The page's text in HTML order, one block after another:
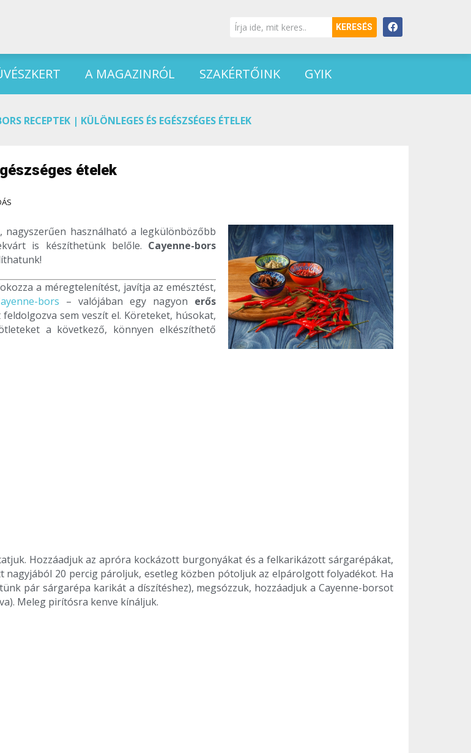
KERESÉS
A MAGAZINRÓL SZAKÉRTŐINK GYIK
RECEPTEK | KÜLÖNLEGES ÉS EGÉSZSÉGES ÉTELEK
ételek
nagyszerűen használható a legkülönbözőbb
is készíthetünk belőle. Cayenne-bors
a méregtelenítést, javítja az emésztést,
bors – valójában egy nagyon erős
sem veszít el. Köreteket, húsokat,
a következő, könnyen elkészíthető
Hozzáadjuk az apróra kockázott burgonyákat és a felkarikázott sárgarépákat,
nagyjából 20 percig pároljuk, esetleg közben pótoljuk az elpárolgott folyadékot. Ha
pár sárgarépa karikát a díszítéshez), megsózzuk, hozzáadjuk a Cayenne-borsot
Meleg pirítósra kenve kínáljuk.